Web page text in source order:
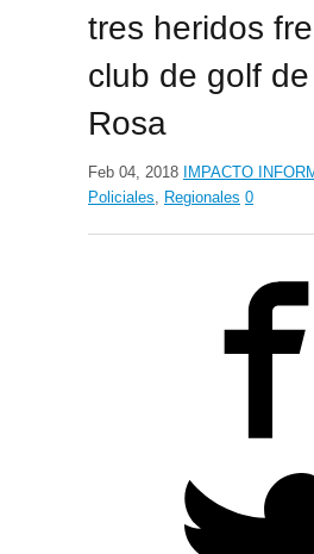
tres heridos
club de golf
Rosa
Feb 04, 2018 IMPACTO
Policiales, Regionales 0